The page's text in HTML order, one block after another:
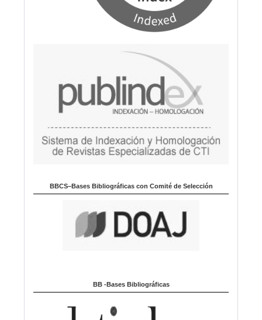
BBCS–Bases Bibliográficas con Comité de Selección
BB -Bases Bibliográficas